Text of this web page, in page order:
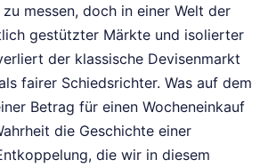
messen, doch in einer Welt der
gestützter Märkte und isolierter
der klassische Devisenmarkt
fairer Schiedsrichter. Was auf dem
Betrag für einen Wocheneinkauf
die Geschichte einer
die wir in diesem